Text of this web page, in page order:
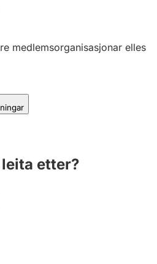
medlemsorganisasjonar elles
etter?